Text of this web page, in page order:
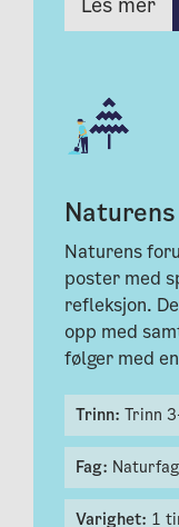
Naturens
poster med
refleksjon.
opp med
følger med
Trinn: Trinn
Fag: Naturfag
Varighet: 1